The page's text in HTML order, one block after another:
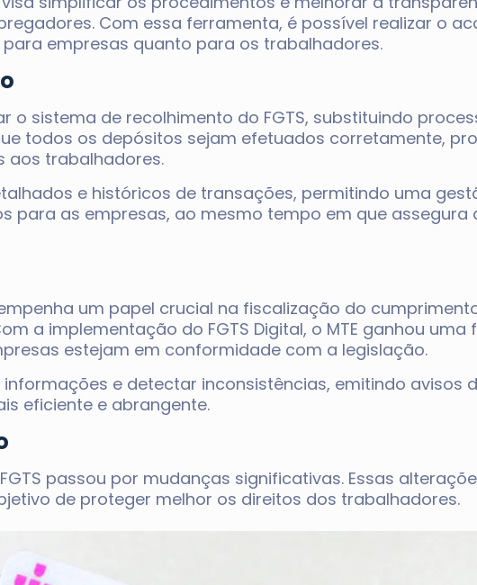
Com essa ferramenta, é possível realizar o
empresas quanto para os trabalhadores.
o sistema de recolhimento do FGTS, substituindo
todos os depósitos sejam efetuados corretamente,
aos trabalhadores.
e históricos de transações, permitindo uma
para as empresas, ao mesmo tempo em que assegura
um papel crucial na fiscalização do
a implementação do FGTS Digital, o MTE ganhou
estejam em conformidade com a legislação.
e detectar inconsistências, emitindo avisos
eficiente e abrangente.
passou por mudanças significativas. Essas
de proteger melhor os direitos dos trabalhadores.